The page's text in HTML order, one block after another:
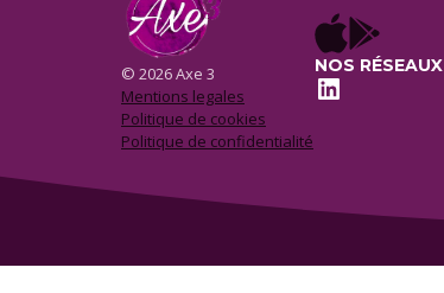
© 2026 Axe 3
Mentions legales
Politique de cookies
Politique de confidentialité
NOS RÉSEAUX
LinkedIn